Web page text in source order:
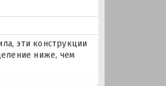
эти конструкции
ниже, чем